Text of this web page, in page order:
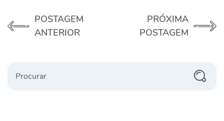
POSTAGEM
ANTERIOR
PRÓXIMA
POSTAGEM